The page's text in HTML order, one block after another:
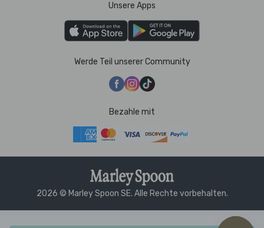
Unsere Apps
Werde Teil unserer Community
Bezahle mit
2026 © Marley Spoon SE. Alle Rechte vorbehalten.